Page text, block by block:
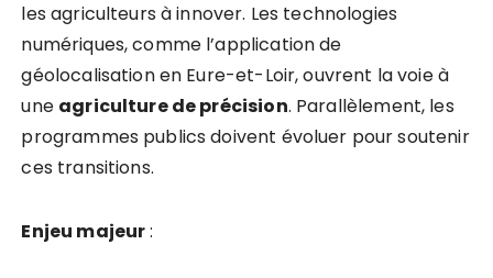
les agriculteurs à innover. Les technologies
numériques, comme l’application de
géolocalisation en Eure-et-Loir, ouvrent la voie à
une agriculture de précision. Parallèlement, les
programmes publics doivent évoluer pour soutenir
ces transitions.
Enjeu majeur: